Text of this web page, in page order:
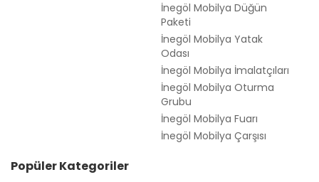
İnegöl Mobilya Düğün
Paketi
İnegöl Mobilya Yatak
Odası
İnegöl Mobilya İmalatçıları
İnegöl Mobilya Oturma
Grubu
İnegöl Mobilya Fuarı
İnegöl Mobilya Çarşısı
Popüler Kategoriler